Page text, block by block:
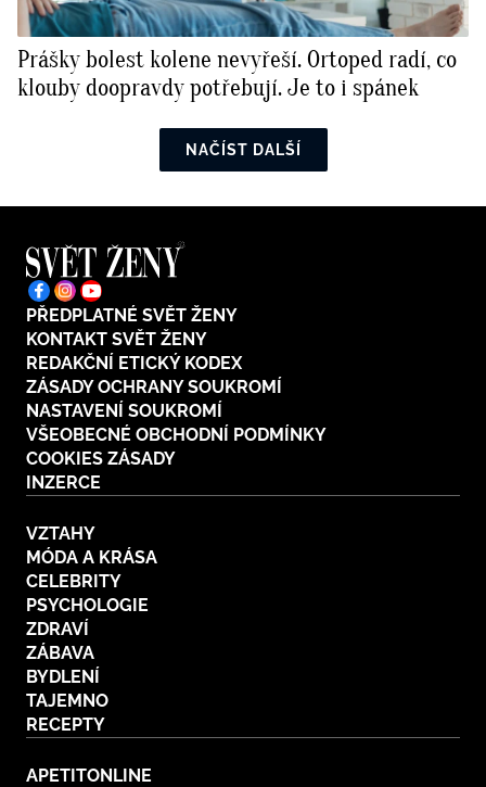
Prášky bolest kolene nevyřeší. Ortoped radí, co
klouby doopravdy potřebují. Je to i spánek
NAČÍST DALŠÍ
PŘEDPLATNÉ SVĚT ŽENY
KONTAKT SVĚT ŽENY
REDAKČNÍ ETICKÝ KODEX
ZÁSADY OCHRANY SOUKROMÍ
NASTAVENÍ SOUKROMÍ
VŠEOBECNÉ OBCHODNÍ PODMÍNKY
COOKIES ZÁSADY
INZERCE
VZTAHY
MÓDA A KRÁSA
CELEBRITY
PSYCHOLOGIE
ZDRAVÍ
ZÁBAVA
BYDLENÍ
TAJEMNO
RECEPTY
APETITONLINE